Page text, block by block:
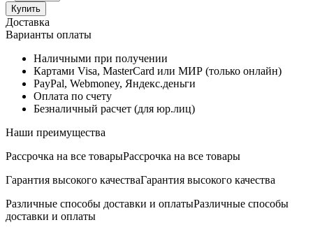
Купить
Доставка
Варианты оплаты
Наличными при получении
Картами Visa, MasterCard или МИР (только онлайн)
PayPal, Webmoney, Яндекс.деньги
Оплата по счету
Безналичный расчет (для юр.лиц)
Наши преимущества
Рассрочка на все товарыРассрочка на все товары
Гарантия высокого качестваГарантия высокого качества
Различные способы доставки и оплатыРазличные способы
доставки и оплаты